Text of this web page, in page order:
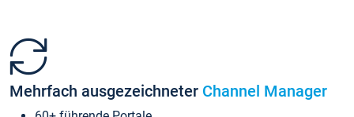
Mehrfach ausgezeichneter Channel Manager